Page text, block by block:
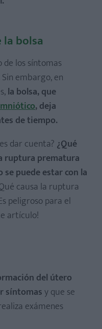
bolsa
los síntomas
embargo, en
la bolsa, que
, deja
de tiempo.
dar cuenta? ¿Qué
ruptura prematura
puede estar con la
causa la ruptura
peligroso para el
artículo!
del útero
síntomasy que se
exámenes